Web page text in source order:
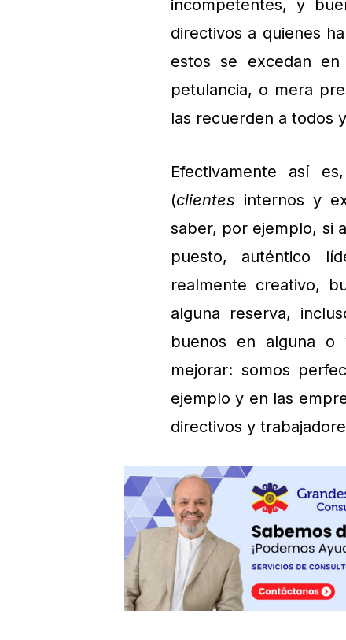
incompetentes, y
directivos a quienes
estos se excedan
petulancia, o mera
las recuerden a todos
Efectivamente así
(clientes internos y
saber, por ejemplo, si
puesto, auténtico
realmente creativo,
alguna reserva,
buenos en alguna o
mejorar: somos
ejemplo y en las
directivos y